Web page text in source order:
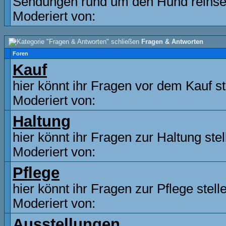
Moderiert von:
Fragen & Antworten
Foren
Kauf
hier könnt ihr Fragen vor dem Kauf
Moderiert von:
Haltung
hier könnt ihr Fragen zur Haltung
Moderiert von:
Pflege
hier könnt ihr Fragen zur Pflege
Moderiert von: